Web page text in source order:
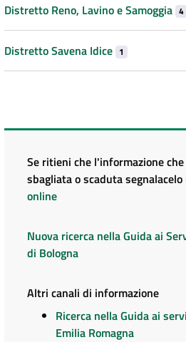
Distretto Reno, Lavino e Samoggia 4
Distretto Savena Idice 1
Se ritieni che l'informazione
sbagliata o scaduta segnalacelo
online
Nuova ricerca nella Guida ai
di Bologna
Altri canali di informazione
Ricerca nella Guida ai
Emilia Romagna